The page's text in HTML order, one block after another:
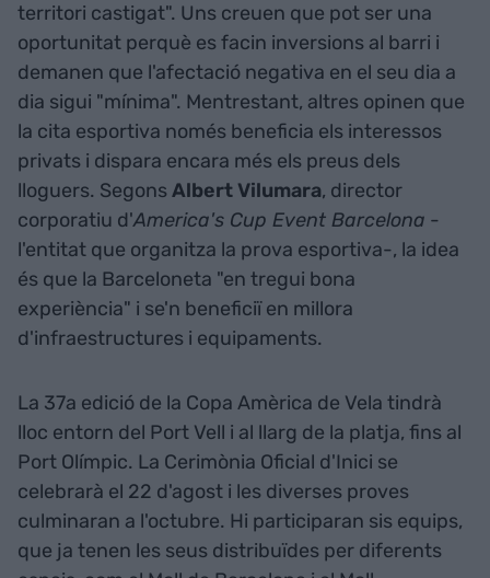
territori castigat". Uns creuen que pot ser una
oportunitat perquè es facin inversions al barri i
demanen que l'afectació negativa en el seu dia a
dia sigui "mínima". Mentrestant, altres opinen que
la cita esportiva només beneficia els interessos
privats i dispara encara més els preus dels
lloguers. SegonsAlbert Vilumara, director
corporatiu d'America's Cup Event Barcelona -
l'entitat que organitza la prova esportiva-, la idea
és que la Barceloneta "en tregui bona
experiència" i se'n beneficiï en millora
d'infraestructures i equipaments.
La 37a edició de la Copa Amèrica de Vela tindrà
lloc entorn del Port Vell i al llarg de la platja, fins al
Port Olímpic. La Cerimònia Oficial d'Inici se
celebrarà el 22 d'agost i les diverses proves
culminaran a l'octubre. Hi participaran sis equips,
que ja tenen les seus distribuïdes per diferents